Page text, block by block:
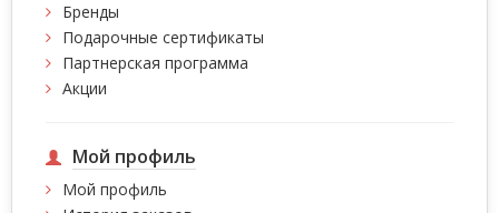
Бренды
Подарочные сертификаты
Партнерская программа
Акции
Мой профиль
Мой профиль